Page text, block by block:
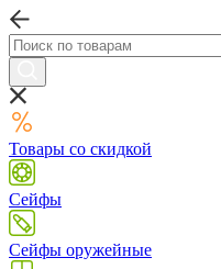
Товары со скидкой
Сейфы
Сейфы оружейные